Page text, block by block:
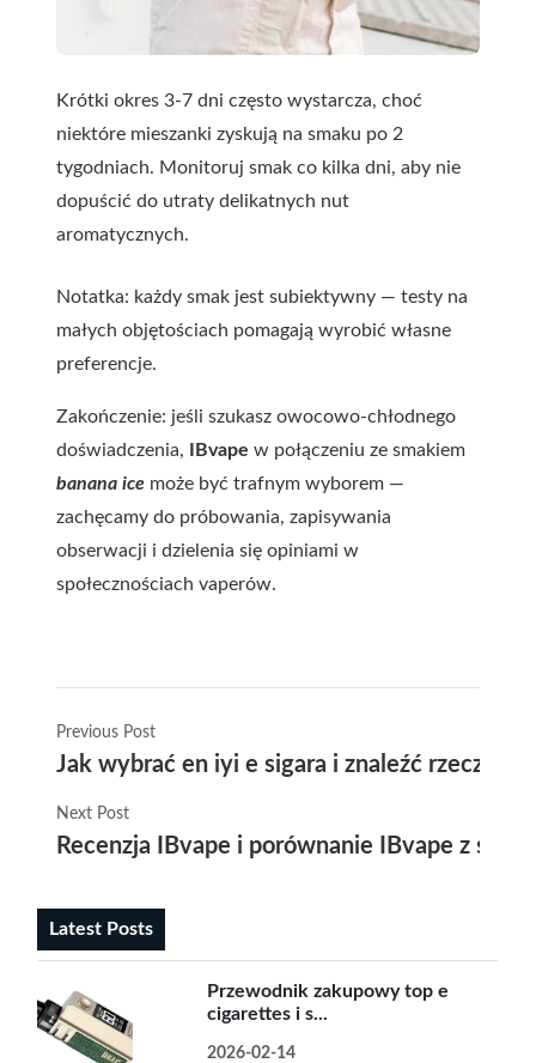
Krótki okres 3-7 dni często wystarcza, choć
niektóre mieszanki zyskują na smaku po 2
tygodniach. Monitoruj smak co kilka dni, aby nie
dopuścić do utraty delikatnych nut
aromatycznych.
Notatka: każdy smak jest subiektywny — testy na
małych objętościach pomagają wyrobić własne
preferencje.
Zakończenie: jeśli szukasz owocowo-chłodnego
doświadczenia,
IBvape w połączeniu ze smakiem
banana ice może być trafnym wyborem —
zachęcamy do próbowania, zapisywania
obserwacji i dzielenia się opiniami w
społecznościach vaperów.
Previous Post
Jak wybrać en iyi e sigara i znaleźć rzeczy
Next Post
Recenzja IBvape i porównanie IBvape z
Latest Posts
Przewodnik zakupowy top e
cigarettes i s...
2026-02-14